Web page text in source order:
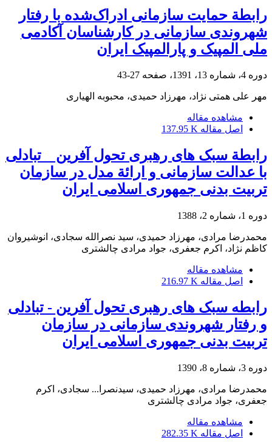
رابطة حمایت سازمانی ادراک‌شده با رفتار
شهروندی سازمانی در کارشناسان آکادمی
ملی المپیک و پارالمپیک ایران
دوره 4، شماره 13، 1391، صفحه 27-43
مهر علی همتی نژاد، مهرزاد حمیدی، محبوبه الهیاری
مشاهده مقاله
اصل مقاله 137.95 K
رابطة سبک های رهبری تحول آفرین _ تبادلی
با عدالت سازمانی و ارائة مدل در سازمان
تربیت بدنی جمهوری اسلامی ایران
دوره 1، شماره 2، 1388
محمدرضا مرادی، مهرزاد حمیدی، سید نصرالله سجادی، انوشیروان
کاظم نژاد، اکرم جعفری، جواد مرادی چالشتری
مشاهده مقاله
اصل مقاله 216.97 K
رابطه سبک های رهبری تحول آفرین - تبادلی
و رفتار شهروندی سازمانی در سازمان
تربیت بدنی جمهوری اسلامی ایران
دوره 3، شماره 8، 1390
محمدرضا مرادی، مهرزاد حمیدی، سیدنصرا... سجادی، اکرم
جعفری، جواد مرادی چالشتری
مشاهده مقاله
اصل مقاله 282.35 K